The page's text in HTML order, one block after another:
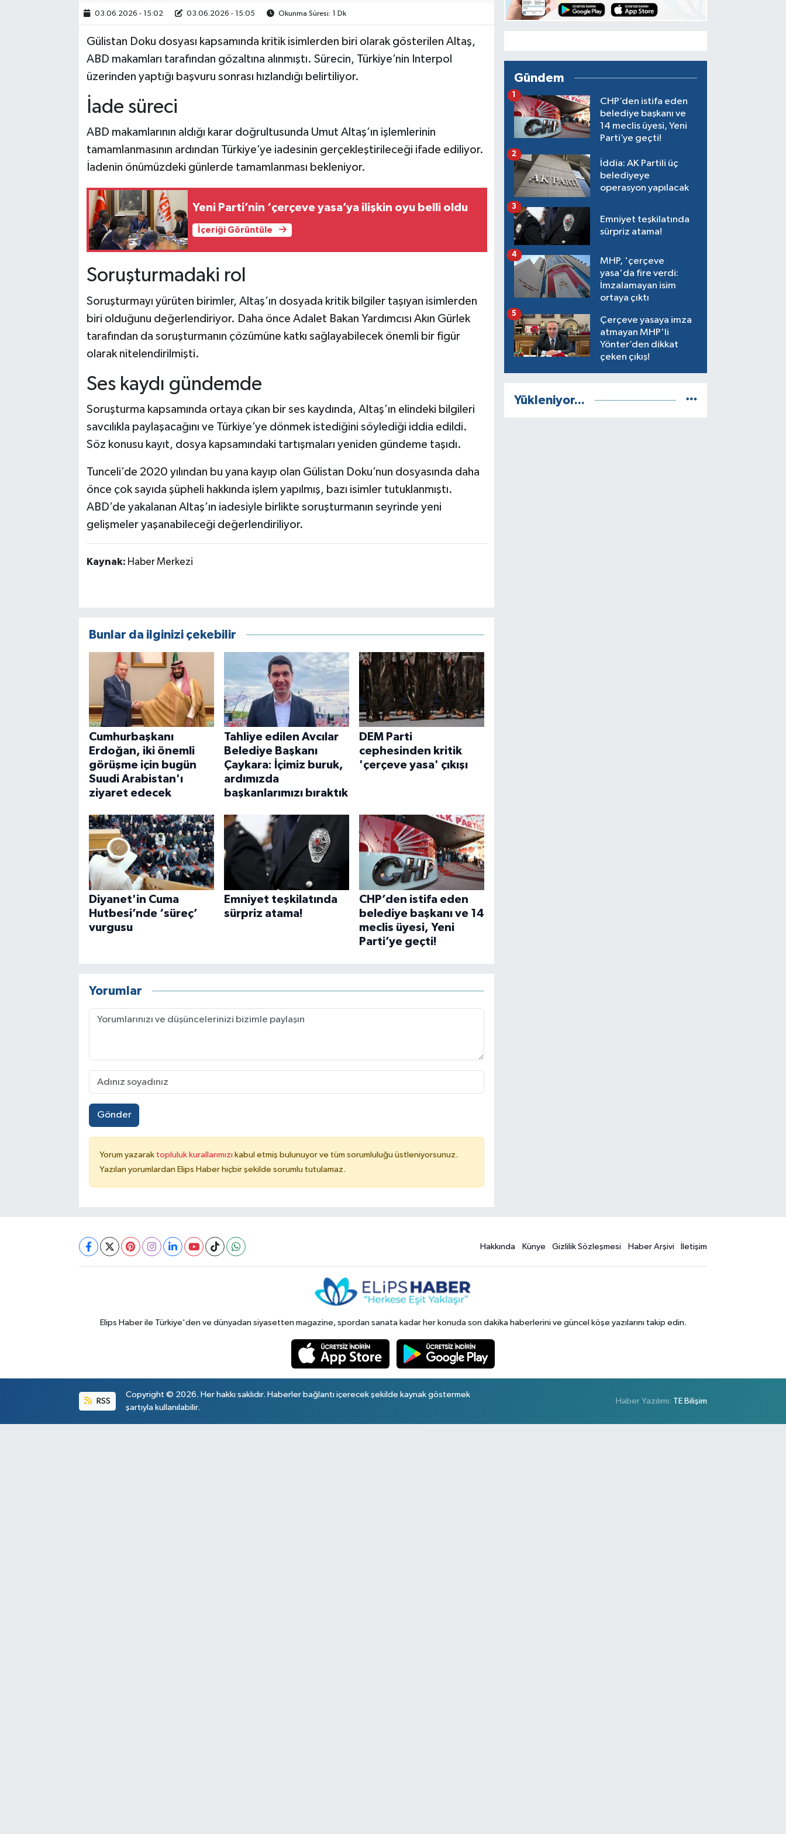
03.06.2026 - 15:02 03.06.2026 - 15:05 Okunma Süresi: 1 Dk
Gülistan Doku dosyası kapsamında kritik isimlerden biri olarak gösterilen Altaş,
ABD makamları tarafından gözaltına alınmıştı. Sürecin, Türkiye’nin Interpol
üzerinden yaptığı başvuru sonrası hızlandığı belirtiliyor.
İade süreci
ABD makamlarının aldığı karar doğrultusunda Umut Altaş’ın işlemlerinin
tamamlanmasının ardından Türkiye’ye iadesinin gerçekleştirileceği ifade ediliyor.
İadenin önümüzdeki günlerde tamamlanması bekleniyor.
Yeni Parti’nin ‘çerçeve yasa’ya ilişkin oyu belli oldu
İçeriği Görüntüle
Soruşturmadaki rol
Soruşturmayı yürüten birimler, Altaş’ın dosyada kritik bilgiler taşıyan isimlerden
biri olduğunu değerlendiriyor. Daha önce Adalet Bakan Yardımcısı Akın Gürlek
tarafından da soruşturmanın çözümüne katkı sağlayabilecek önemli bir figür
olarak nitelendirilmişti.
Ses kaydı gündemde
Soruşturma kapsamında ortaya çıkan bir ses kaydında, Altaş’ın elindeki bilgileri
savcılıkla paylaşacağını ve Türkiye’ye dönmek istediğini söylediği iddia edildi.
Söz konusu kayıt, dosya kapsamındaki tartışmaları yeniden gündeme taşıdı.
Tunceli’de 2020 yılından bu yana kayıp olan Gülistan Doku’nun dosyasında daha
önce çok sayıda şüpheli hakkında işlem yapılmış, bazı isimler tutuklanmıştı.
ABD’de yakalanan Altaş’ın iadesiyle birlikte soruşturmanın seyrinde yeni
gelişmeler yaşanabileceği değerlendiriliyor.
Kaynak: Haber Merkezi
Bunlar da ilginizi çekebilir
Cumhurbaşkanı
Erdoğan, iki önemli
görüşme için bugün
Suudi Arabistan'ı
ziyaret edecek
Tahliye edilen Avcılar
Belediye Başkanı
Çaykara: İçimiz buruk,
ardımızda
başkanlarımızı bıraktık
DEM Parti
cephesinden kritik
'çerçeve yasa' çıkışı
Diyanet'in Cuma
Hutbesi’nde ‘süreç’
vurgusu
Emniyet teşkilatında
sürpriz atama!
CHP’den istifa eden
belediye başkanı ve 14
meclis üyesi, Yeni
Parti’ye geçti!
Yorumlar
Gönder
Yorum yazarak topluluk kurallarımızı kabul etmiş bulunuyor ve tüm sorumluluğu üstleniyorsunuz.
Yazılan yorumlardan Elips Haber hiçbir şekilde sorumlu tutulamaz.
Gündem
CHP’den istifa eden
belediye başkanı ve
14 meclis üyesi, Yeni
Parti’ye geçti!
1
İddia: AK Partili üç
belediyeye
operasyon yapılacak
2
Emniyet teşkilatında
sürpriz atama!
3
MHP, 'çerçeve
yasa'da fire verdi:
İmzalamayan isim
ortaya çıktı
4
Çerçeve yasaya imza
atmayan MHP'li
Yönter’den dikkat
çeken çıkış!
5
Yükleniyor...
Hakkında Künye Gizlilik Sözleşmesi Haber Arşivi İletişim
Elips Haber ile Türkiye'den ve dünyadan siyasetten magazine, spordan sanata kadar her konuda son dakika haberlerini ve güncel köşe yazılarını takip edin.
RSS
Copyright © 2026. Her hakkı saklıdır. Haberler bağlantı içerecek şekilde kaynak göstermek
şartıyla kullanılabilir.
Haber Yazılımı: TE Bilişim
2024 Seçim Sonuçları